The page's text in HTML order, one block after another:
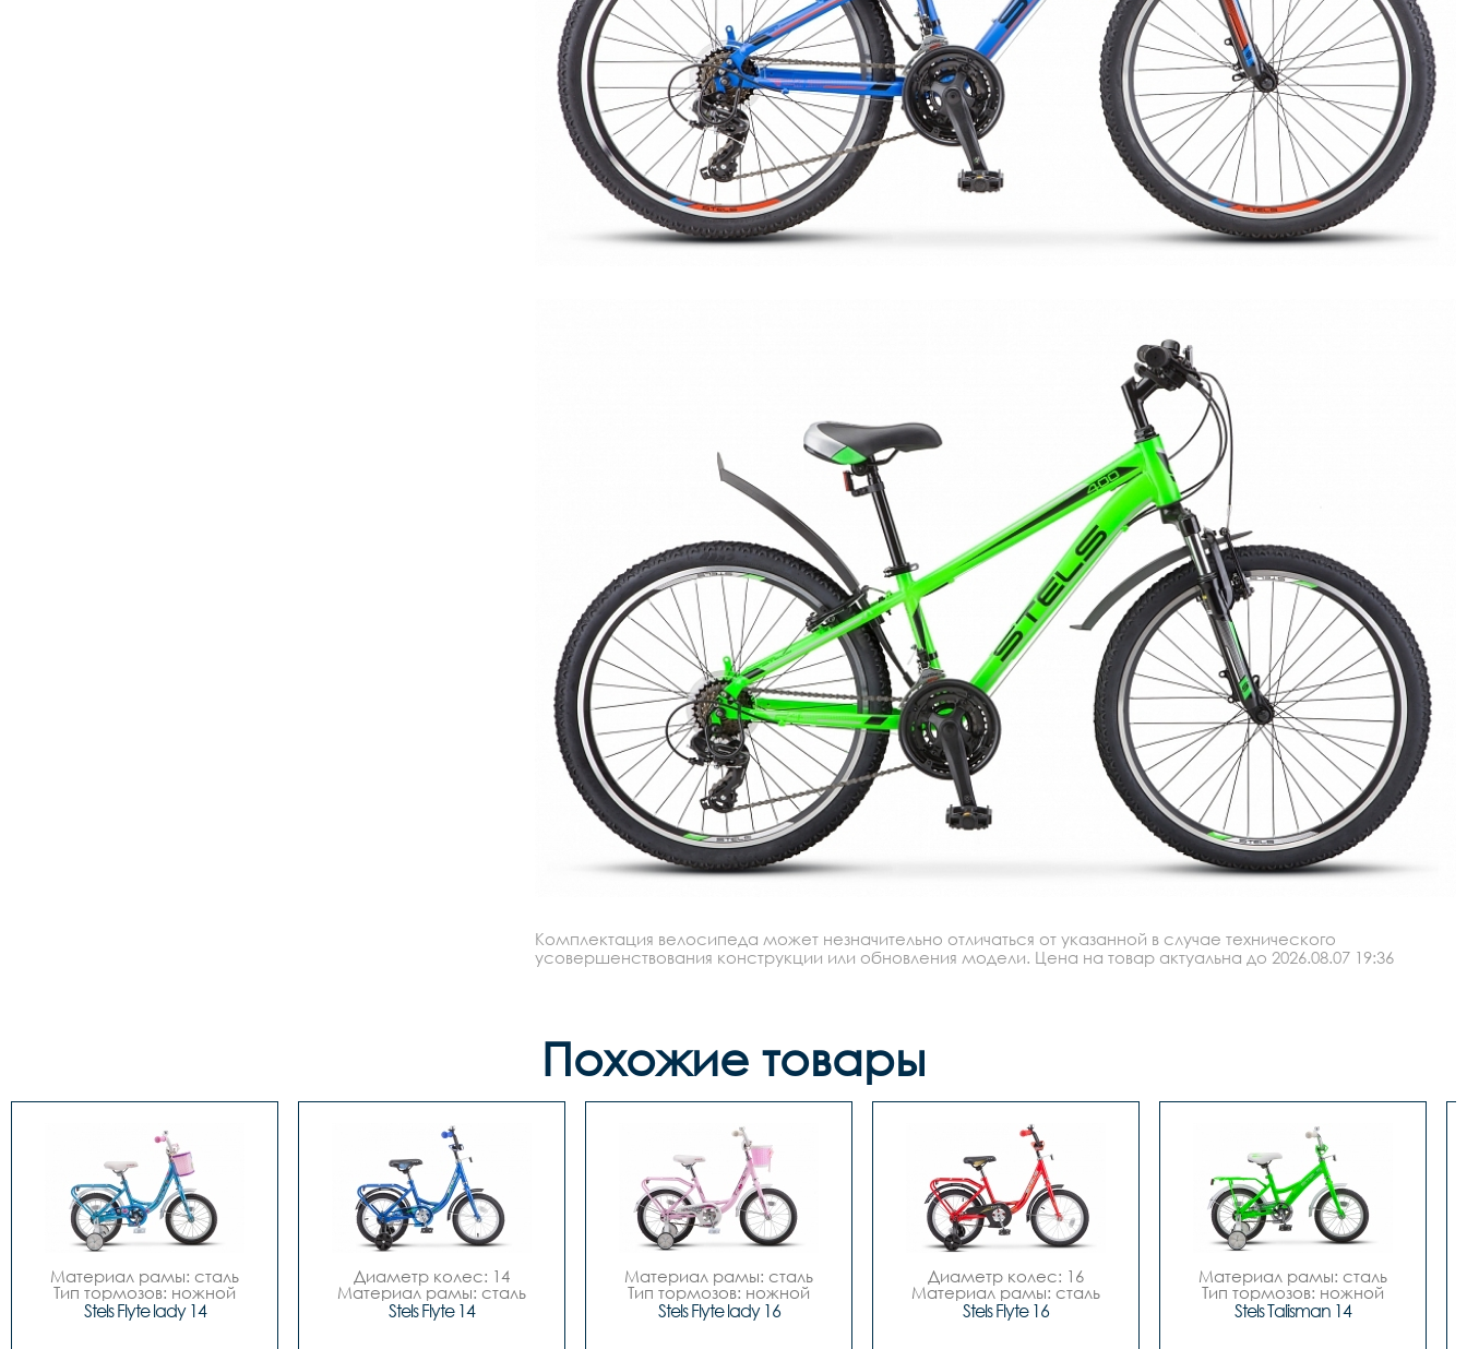
Комплектация велосипеда может незначительно отличаться от указанной в случае технического
усовершенствования конструкции или обновления модели. Цена на товар актуальна до 2026.08.07 19:36
Похожие товары
Материал рамы: сталь
Тип тормозов: ножной
Диаметр колес: 14
Количество скоростей	-
Stels Flyte lady 14
Диаметр колес: 14
Материал рамы: сталь
Тип тормозов: ножной
Количество скоростей	-
Stels Flyte 14
Материал рамы: сталь
Тип тормозов: ножной
Диаметр колес: 16
Количество скоростей	-
Stels Flyte lady 16
Диаметр колес: 16
Материал рамы: сталь
Тип тормозов: ножной
Количество скоростей	-
Stels Flyte 16
Материал рамы: сталь
Тип тормозов: ножной
Диаметр колес: 14
Stels Talisman 14